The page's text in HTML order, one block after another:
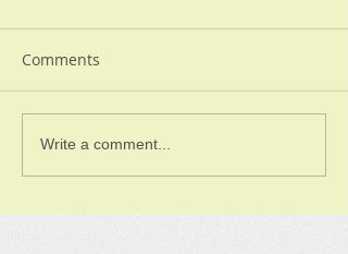
Comments
Write a comment...